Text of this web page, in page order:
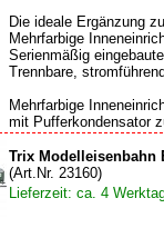
Die ideale Ergänzung
Mehrfarbige
Serienmäßig
Trennbare,
Mehrfarbige
mit Pufferkondensator
Trix Modelleisenbahn
(Art.Nr. 23160)
Lieferzeit: ca. 4